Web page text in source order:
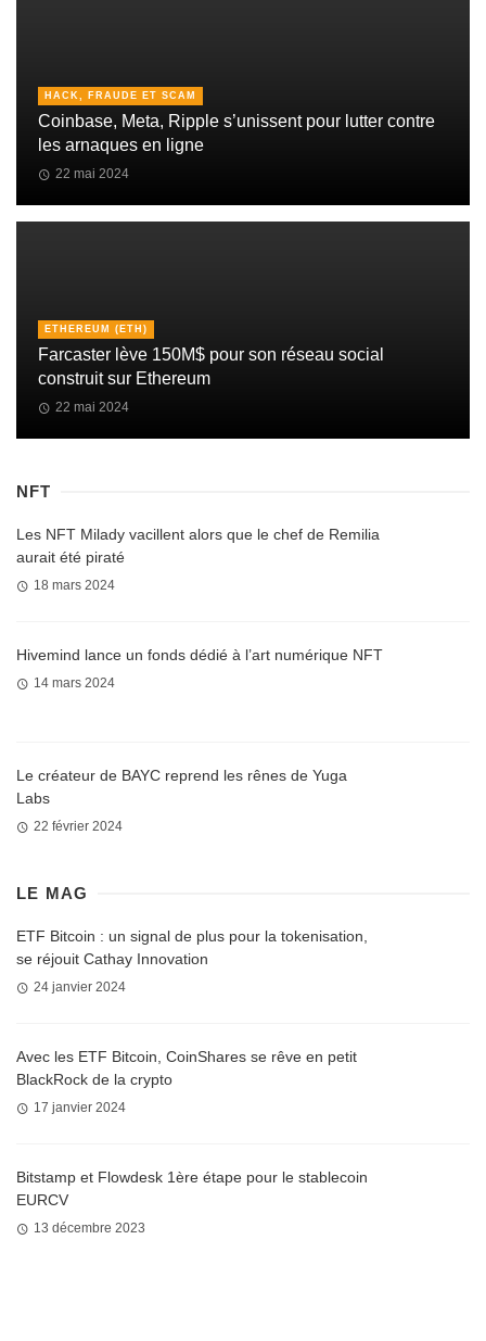
HACK, FRAUDE ET SCAM
Coinbase, Meta, Ripple s’unissent pour lutter contre
les arnaques en ligne
22 mai 2024
ETHEREUM (ETH)
Farcaster lève 150M$ pour son réseau social
construit sur Ethereum
22 mai 2024
NFT
Les NFT Milady vacillent alors que le chef de Remilia
aurait été piraté
18 mars 2024
Hivemind lance un fonds dédié à l’art numérique NFT
14 mars 2024
Le créateur de BAYC reprend les rênes de Yuga
Labs
22 février 2024
LE MAG
ETF Bitcoin : un signal de plus pour la tokenisation,
se réjouit Cathay Innovation
24 janvier 2024
Avec les ETF Bitcoin, CoinShares se rêve en petit
BlackRock de la crypto
17 janvier 2024
Bitstamp et Flowdesk 1ère étape pour le stablecoin
EURCV
13 décembre 2023